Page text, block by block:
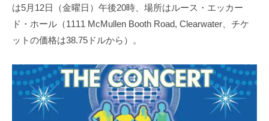
a
s
y
a
メ
ン
は5月12日（金曜日）午後20時、場所はルース・エッカー
ド・ホール（1111 McMullen Booth Road, Clearwater、チケ
ットの価格は38.75ドルから）。